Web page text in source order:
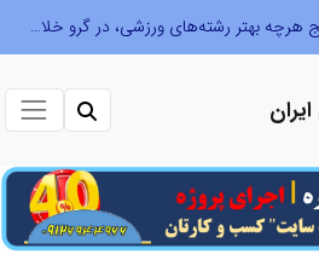
توسعه ورزش‌های رزمی و ترویج هرچه بهتر رشته‌های ورزشی، در گرو خلاقیت و نوآوری است